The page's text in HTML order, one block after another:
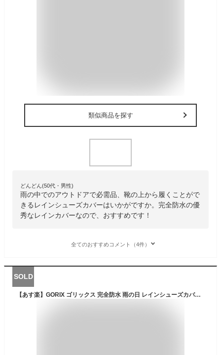
類似商品を探す
どんどん(50代・男性)
雨の中でのアウトドアで必需品、靴の上から履くことがで
きるレインシューズカバーはいかがですか。完全防水の優
秀なレインカバーなので、おすすめです！
全てのおすすめコメント（4件）
SOLD
【あす楽】GORIX ゴリックス 完全防水 雨の日 レインシューズカバー 防水 農業 園芸 汚れない シューズカバー 雨 雪 ゲリラ レインカバー 靴 ブラック 男女兼用(RSC)